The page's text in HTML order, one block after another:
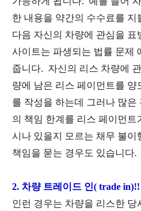
한 내용을 약간의 수수료를 지
다음 자신의 차량에 관심을
사이트는 파생되는 법률 문제
줍니다. 자신의 리스 차량에
량에 남은 리스 페이먼트를 양
를 작성을 하는데 그러나 많
의 책임 한계를 리스 페이먼트
시나 있을지 모르는 채무 불이
책임을 묻는 경우도 있습니다.
2. 차량 트레이드 인( trade in)!!
인런 경우는 차량을 리스한 당